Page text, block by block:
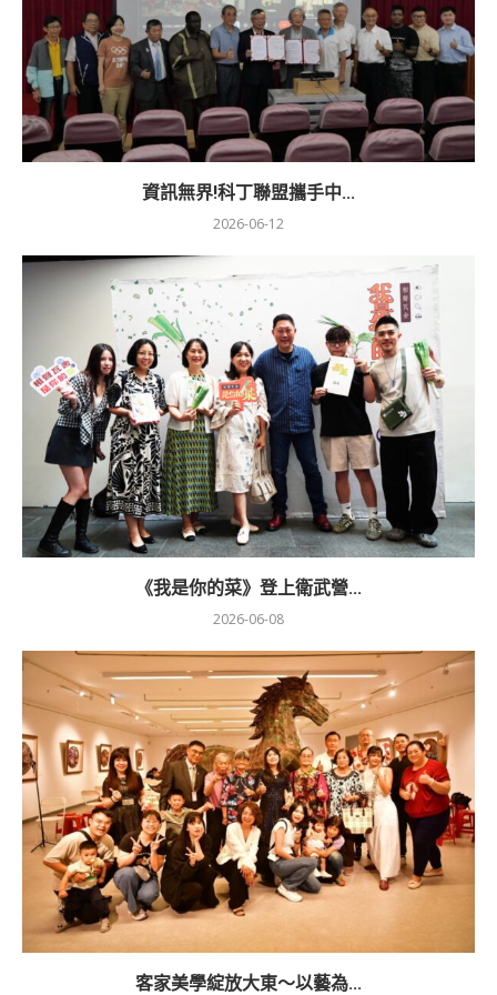
資訊無界!科丁聯盟攜手中...
2026-06-12
《我是你的菜》登上衛武營...
2026-06-08
客家美學綻放大東～以藝為...